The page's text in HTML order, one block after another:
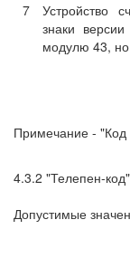
7
Устройство
знаки
модулю 43,
Примечание -
4.3.2 "Телепен-
Допустимые